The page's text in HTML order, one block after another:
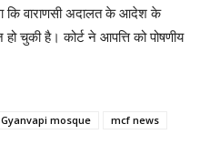
कि वाराणसी अदालत के आदेश के
चुकी है। कोर्ट ने आपत्ति को पोषणीय
Gyanvapi mosque mcf news